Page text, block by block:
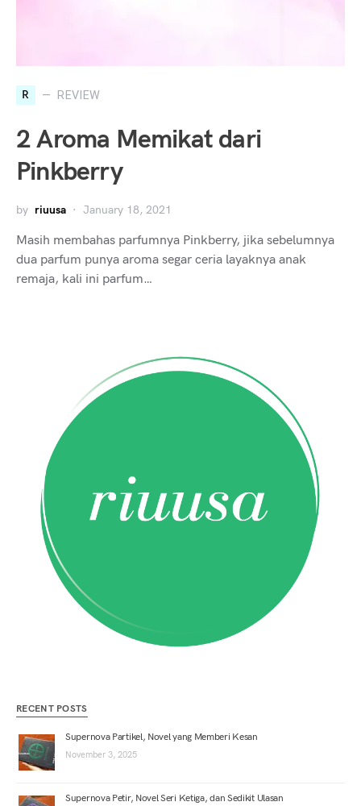
R REVIEW
2 Aroma Memikat dari
Pinkberry
by riuusa January 18, 2021
Masih membahas parfumnya Pinkberry, jika sebelumnya
dua parfum punya aroma segar ceria layaknya anak
remaja, kali ini parfum…
RECENT POSTS
Supernova Partikel, Novel yang Memberi Kesan
November 3, 2025
Supernova Petir, Novel Seri Ketiga, dan Sedikit Ulasan